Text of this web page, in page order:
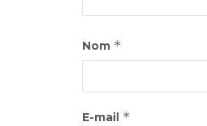
Nom *
E-mail *